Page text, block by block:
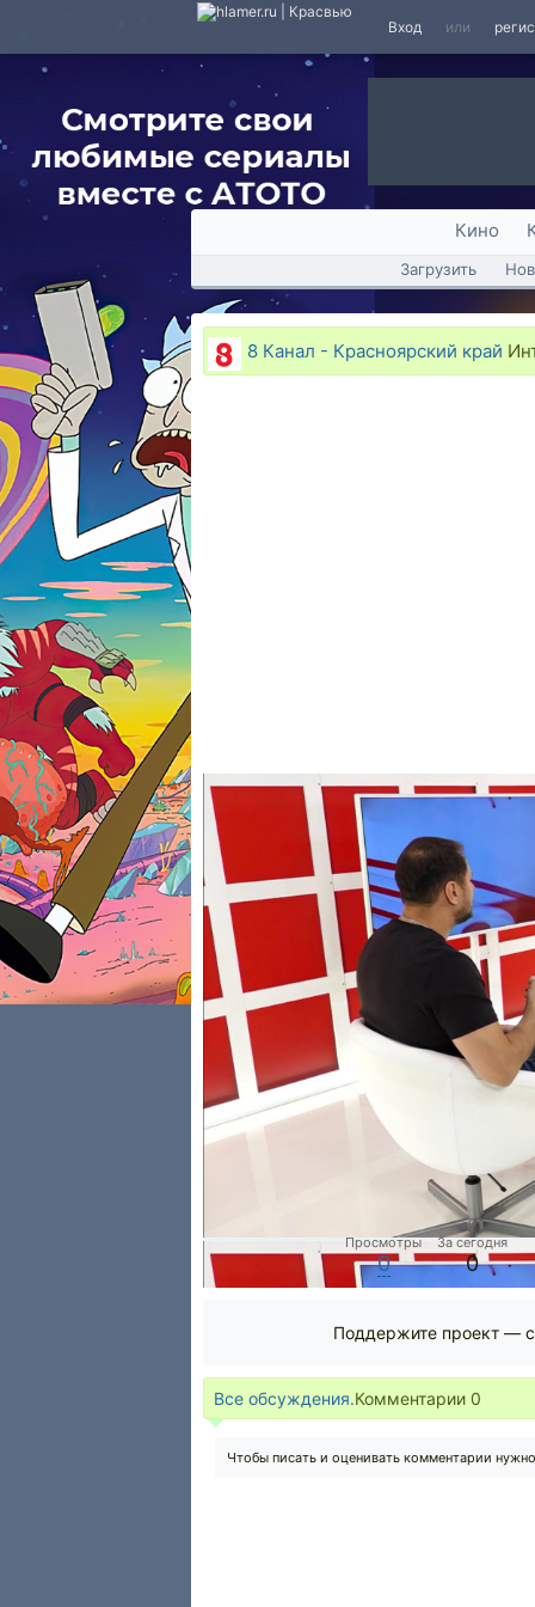
Вход или
Кино
Загрузить
8 Канал - Красноярский край
Просмотры
0
За сегодня
0
Поддержите проект —
Все обсуждения.Комментарии 0
Чтобы писать и оценивать комментарии нужно